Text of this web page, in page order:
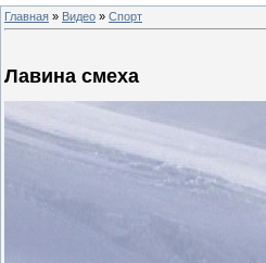
Главная » Видео » Спорт
Лавина смеха